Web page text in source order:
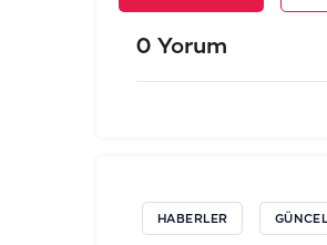
0 Yorum
HABERLER